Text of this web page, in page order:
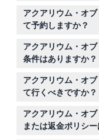
アクアリウムは毎
り、最終入場は午
す。（変更の可能
さい）
アクアリウム・オ
て予約しますか？
このウェブサイト
望の日付と時間を
ください。
アクアリウム・オ
条件はありますか？
4歳未満の子供は無
同伴が必要です。
年齢層に適していま
アクアリウム・オ
て行くべきですか？
快適な靴と水中の
ください。もっと
問できるよう準備
アクアリウム・オ
または返金ポリシ